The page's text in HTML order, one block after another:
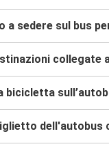
sedere sul bus
collegate
dell'autobus